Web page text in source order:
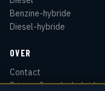
Benzine-hybride
Diesel-hybride
OVER
Contact
Privacy & cookiebeleid